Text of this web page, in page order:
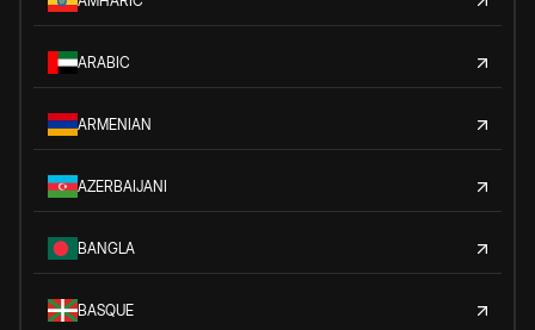
ARABIC
ARMENIAN
AZERBAIJANI
BANGLA
BASQUE